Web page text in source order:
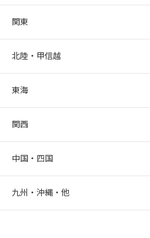
関東
北陸・甲信越
東海
関西
中国・四国
九州・沖縄・他